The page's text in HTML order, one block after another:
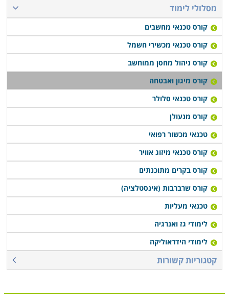
מסלולי לימוד
קורס טכנאי מחשבים
קורס טכנאי מכשירי חשמל
קורס ניהול מחסן ממוחשב
קורס מיגון ואבטחה
קורס טכנאי סלולר
קורס מנעולן
טכנאי מכשור רפואי
קורס טכנאי מיזוג אוויר
קורס בקרים מתוכנתים
קורס שרברבות (אינסטלציה)
טכנאי מעליות
לימודי גז ואנרגיה
לימודי הידראוליקה
קטגוריות קשורות